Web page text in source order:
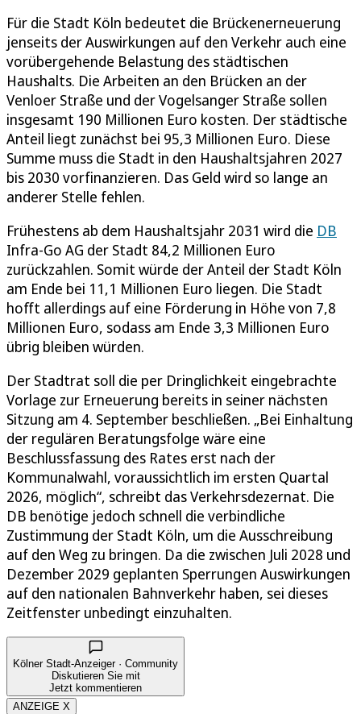
Für die Stadt Köln bedeutet die Brückenerneuerung
jenseits der Auswirkungen auf den Verkehr auch eine
vorübergehende Belastung des städtischen
Haushalts. Die Arbeiten an den Brücken an der
Venloer Straße und der Vogelsanger Straße sollen
insgesamt 190 Millionen Euro kosten. Der städtische
Anteil liegt zunächst bei 95,3 Millionen Euro. Diese
Summe muss die Stadt in den Haushaltsjahren 2027
bis 2030 vorfinanzieren. Das Geld wird so lange an
anderer Stelle fehlen.
Frühestens ab dem Haushaltsjahr 2031 wird die DB
Infra-Go AG der Stadt 84,2 Millionen Euro
zurückzahlen. Somit würde der Anteil der Stadt Köln
am Ende bei 11,1 Millionen Euro liegen. Die Stadt
hofft allerdings auf eine Förderung in Höhe von 7,8
Millionen Euro, sodass am Ende 3,3 Millionen Euro
übrig bleiben würden.
Der Stadtrat soll die per Dringlichkeit eingebrachte
Vorlage zur Erneuerung bereits in seiner nächsten
Sitzung am 4. September beschließen. „Bei Einhaltung
der regulären Beratungsfolge wäre eine
Beschlussfassung des Rates erst nach der
Kommunalwahl, voraussichtlich im ersten Quartal
2026, möglich“, schreibt das Verkehrsdezernat. Die
DB benötige jedoch schnell die verbindliche
Zustimmung der Stadt Köln, um die Ausschreibung
auf den Weg zu bringen. Da die zwischen Juli 2028 und
Dezember 2029 geplanten Sperrungen Auswirkungen
auf den nationalen Bahnverkehr haben, sei dieses
Zeitfenster unbedingt einzuhalten.
Kölner Stadt-Anzeiger · Community
Diskutieren Sie mit
Jetzt kommentieren
ANZEIGE X